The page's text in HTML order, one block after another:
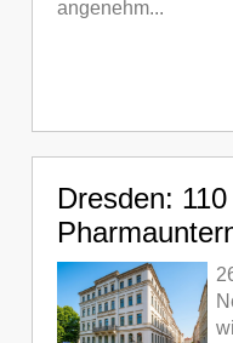
angenehm...
Dresden: